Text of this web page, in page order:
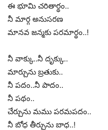
ఈ భూమి చరితార్థం..
నీ మార్గ అనుసరణ
మానవ జన్మకు పరమార్థం..!
నీ వాక్కు..నీ దృక్కు..
మార్చును బ్రతుకు..
నీ పదం..నీ పాదం..
నీ పథం..
చేర్చును మము పరమపదం..
నీ బోధ తీర్చును బాధ..!